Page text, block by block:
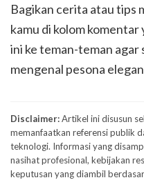
Bagikan cerita atau tips
kamu di kolom
ini ke teman-teman agar
mengenal pesona
Disclaimer:Artikel ini disusun
memanfaatkan referensi publik
teknologi. Informasi yang
nasihat profesional, kebijakan
keputusan yang diambil